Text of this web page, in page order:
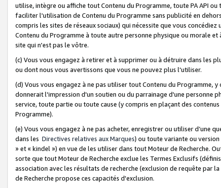
utilise, intègre ou affiche tout Contenu du Programme, toute PA API
faciliter l'utilisation de Contenu du Programme sans publicité en
compris les sites de réseaux sociaux) qui nécessite que vous
Contenu du Programme à toute autre personne physique ou morale
site qui n'est pas le vôtre.
(c) Vous vous engagez à retirer et à supprimer ou à détruire dans les
ou dont nous vous avertissons que vous ne pouvez plus l'utiliser.
(d) Vous vous engagez à ne pas utiliser tout Contenu du Programme,
donnerait l'impression d'un soutien ou du parrainage d'une personne
service, toute partie ou toute cause (y compris en plaçant des
Programme).
(e) Vous vous engagez à ne pas acheter, enregistrer ou utiliser d’une
dans les Directives relatives aux Marques) ou toute variante ou
» et « kindel ») en vue de les utiliser dans tout Moteur de Recherche.
sorte que tout Moteur de Recherche exclue les Termes Exclusifs
association avec les résultats de recherche (exclusion de requête
de Recherche propose ces capacités d'exclusion.